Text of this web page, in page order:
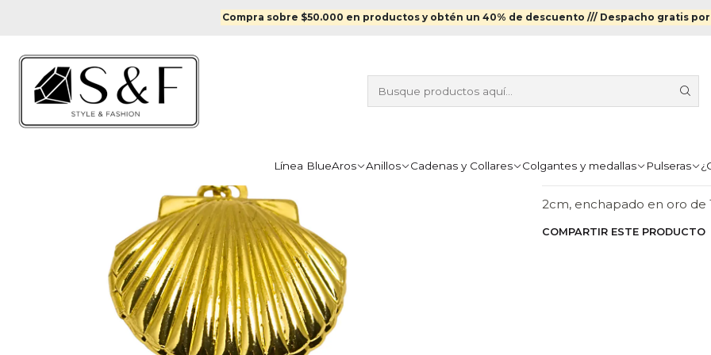
Línea BlueAros Anillos Cadenas y Collares Colgantes y medallas Pulseras
Compra sobre $50.000 en productos y obtén un 40% de descuento /// Despacho gratis
Inicio Colgantes y medallas Colgantes y medallas Enchapados en Oro Relicario
RELICARIO
ORO
DESCRIPCIÓN
2cm, enchapado en oro de
COMPARTIR ESTE PRODUCTO